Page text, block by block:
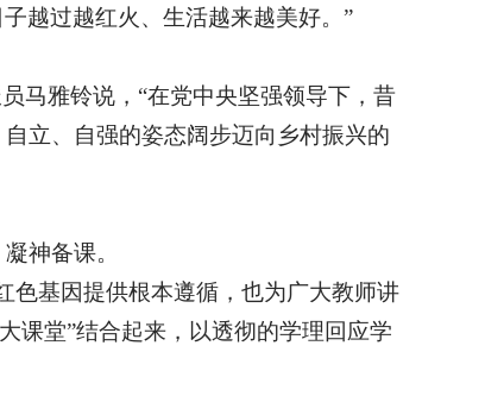
越过越红火、生活越来越美好。”
马雅铃说，“在党中央坚强领导下，昔
立、自强的姿态阔步迈向乡村振兴的
神备课。
色基因提供根本遵循，也为广大教师讲
课堂”结合起来，以透彻的学理回应学